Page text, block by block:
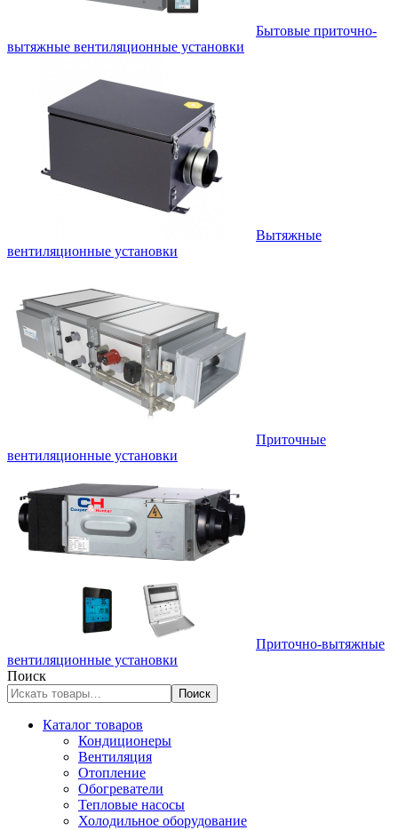
Бытовые приточно-
вытяжные вентиляционные установки
Вытяжные
вентиляционные установки
Приточные
вентиляционные установки
Приточно-вытяжные
вентиляционные установки
Поиск
Поиск
Каталог товаров
Кондиционеры
Вентиляция
Отопление
Обогреватели
Тепловые насосы
Холодильное оборудование